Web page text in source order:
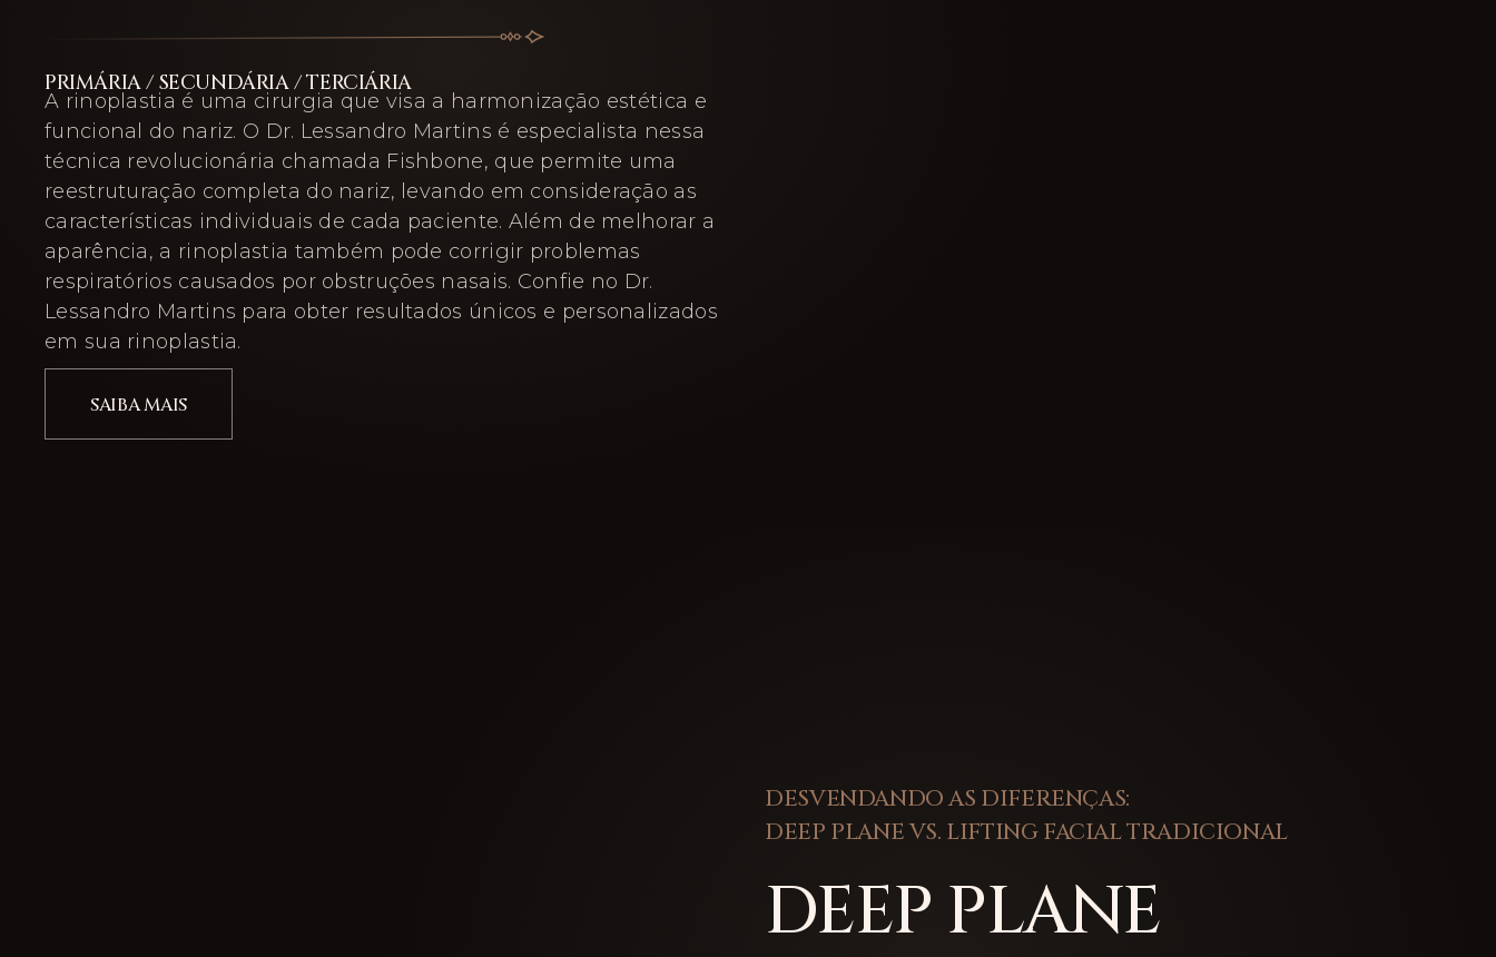
PRIMÁRIA / SECUNDÁRIA / TERCIÁRIA
A rinoplastia é uma cirurgia que visa a harmonização estética e
funcional do nariz. O Dr. Lessandro Martins é especialista nessa
técnica revolucionária chamada Fishbone, que permite uma
reestruturação completa do nariz, levando em consideração as
características individuais de cada paciente. Além de melhorar a
aparência, a rinoplastia também pode corrigir problemas
respiratórios causados por obstruções nasais. Confie no Dr.
Lessandro Martins para obter resultados únicos e personalizados
em sua rinoplastia.
SAIBA MAIS
DESVENDANDO AS DIFERENÇAS:
DEEP PLANE VS. LIFTING FACIAL TRADICIONAL
DEEP PLANE